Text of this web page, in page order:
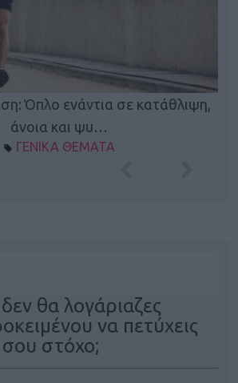
Όπλο ενάντια σε κατάθλιψη,
άνοια και ψυ…
ΓΕΝΙΚΑ ΘΕΜΑΤΑ
θα λογάριαζες
να πετύχεις
στόχο;